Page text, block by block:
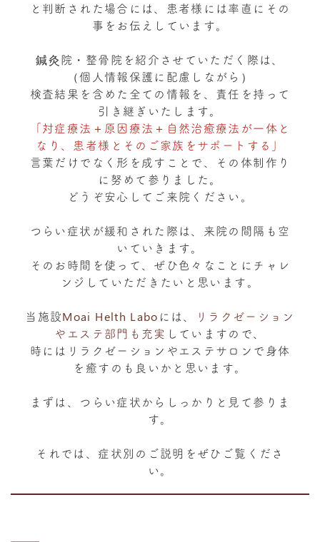
と判断された場合には、患者様には率直にその
事をお伝えしています。
鍼灸院・整骨院を紹介させていただく際は、
（個人情報保護に配慮しながら）
検査結果を含めた全ての情報を、責任を持って
引き継ぎいたします。
「対症療法＋原因療法＋自然治癒療法が一体と
なり、患者様とそのご家族をサポートする」
言葉だけでなく形を成すことで、その体制作り
に努めて参りました。
どうぞ安心してご来院ください。
つらい症状が緩和された際は、来院の間隔も空
いていきます。
そのお時間を使って、ぜひ色々なことにチャレ
ンジしていただきたいと思います。
当施設Moai Helth Labo には、
リラクゼーション
やエステ部門も充実 していますので、
時にはリラクゼーションやエステサロンで身体
を癒すのも良いかと思います。
まずは、つらい症状からしっかりと見て参りま
す。
それでは、症状別のご説明をぜひご覧くださ
い。